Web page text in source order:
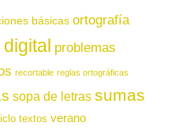
básicas ortografía
problemas
recortable reglas ortográficas
sopa de letras sumas
textos verano